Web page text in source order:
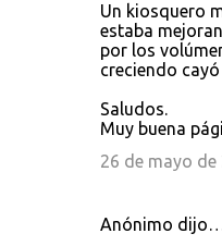
Un kiosquero
estaba
por los
creciendo
Saludos.
Muy buena
26 de mayo de
Anónimo